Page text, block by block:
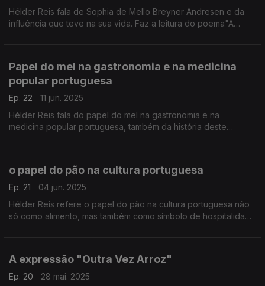
Hélder Reis fala de Sophia de Mello Breyner Andresen e da
influência que teve na sua vida. Faz a leitura do poema"A
Papel do mel na gastronomia e na medicina
popular portuguesa
Ep. 22
11 jun. 2025
Hélder Reis fala do papel do mel na gastronomia e na
medicina popular portuguesa, também da história deste
o papel do pão na cultura portuguesa
Ep. 21
04 jun. 2025
Hélder Reis refere o papel do pão na cultura portuguesa não
só como alimento, mas também como símbolo de hospitalidade
A expressão "Outra Vez Arroz"
Ep. 20
28 mai. 2025